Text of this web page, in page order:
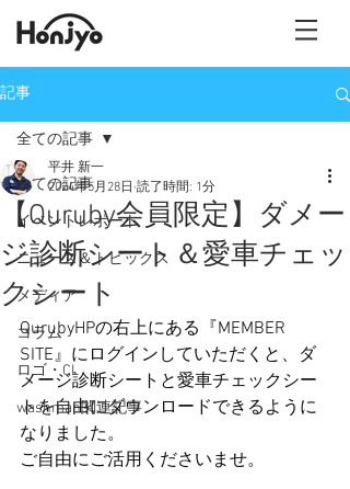
記事
全ての記事
イベントレポート
ニュース＆トピックス
メディア
コラム
ロゴ・CI
washman関連記事
全ての記事
【Quruby会員限定】ダメー
ジ診断シート＆愛車チェッ
クシート
平井 新一
2024年5月28日 読了時間: 1分
QurubyHPの右上にある『MEMBER
SITE』にログインしていただくと、ダ
メージ診断シートと愛車チェックシー
トを自由にダウンロードできるように
なりました。
ご自由にご活用くださいませ。